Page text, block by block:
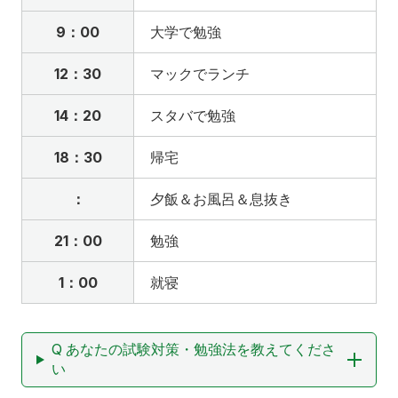
9：00 大学で勉強
12：30 マックでランチ
14：20 スタバで勉強
18：30 帰宅
： 夕飯＆お風呂＆息抜き
21：00 勉強
1：00 就寝
Q あなたの試験対策・勉強法を教えてくださ
い